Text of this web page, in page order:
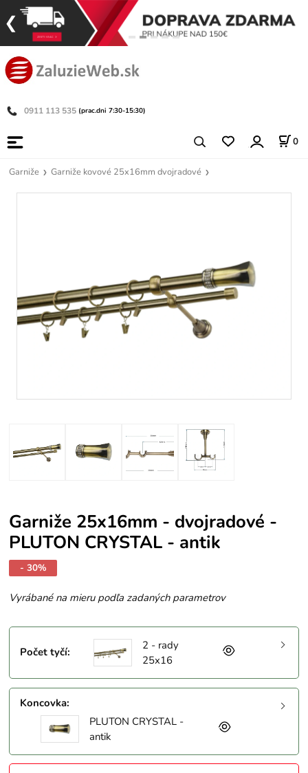
0911 113 535 (prac.dni 7:30-15:30)
0
Garniže Garniže kovové 25x16mm dvojradové
Garniže 25x16mm - dvojradové -
PLUTON CRYSTAL - antik
- 30%
Vyrábané na mieru podľa zadaných parametrov
Počet tyčí:
2 - rady
25x16
Koncovka:
PLUTON CRYSTAL -
antik